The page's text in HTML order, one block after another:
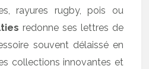
rayures rugby, pois ou
redonne ses lettres de
souvent délaissé en
collections innovantes et